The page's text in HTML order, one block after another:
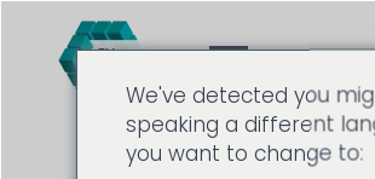
We've detected you
speaking a different
you want to change to: